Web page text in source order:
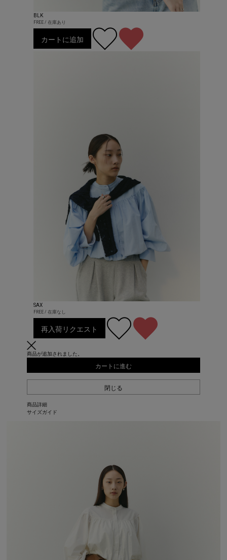
BLK
FREE / 在庫あり
カートに追加
SAX
FREE / 在庫なし
再入荷リクエスト
商品が追加されました。
カートに進む
閉じる
商品詳細
サイズガイド